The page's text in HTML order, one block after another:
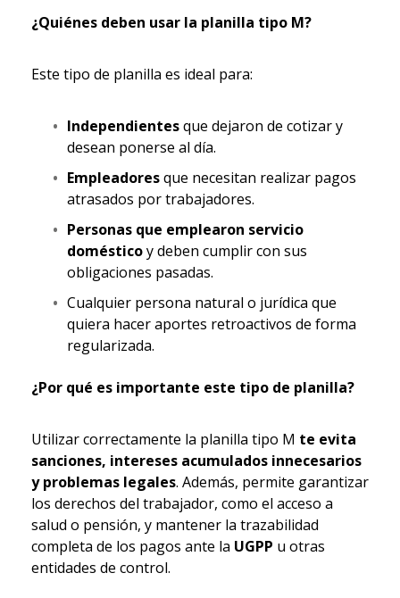
¿Quiénes deben usar la planilla tipo M?
Este tipo de planilla es ideal para:
Independientesque dejaron de cotizar y
desean ponerse al día.
Empleadoresque necesitan realizar pagos
atrasados por trabajadores.
Personas que emplearon servicio
domésticoy deben cumplir con sus
obligaciones pasadas.
Cualquier persona natural o jurídica que
quiera hacer aportes retroactivos de forma
regularizada.
¿Por qué es importante este tipo de planilla?
Utilizar correctamente la planilla tipo M te evita
sanciones, intereses acumulados innecesarios
y problemas legales. Además, permite garantizar
los derechos del trabajador, como el acceso a
salud o pensión, y mantener la trazabilidad
completa de los pagos ante la UGPP u otras
entidades de control.